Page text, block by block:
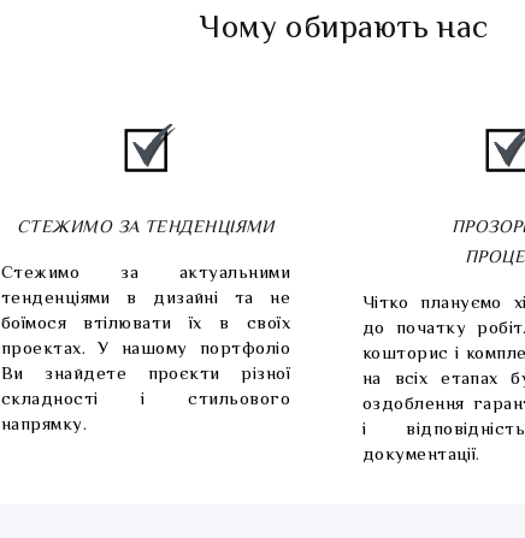
Чому обирають нас
СТЕЖИМО ЗА ТЕНДЕНЦІЯМИ
Стежимо за актуальними
тенденціями в дизайні та не
боїмося втілювати їх в своїх
проектах. У нашому портфоліо
Ви знайдете проєкти різної
складності і стильового
напрямку.
Чітко плануємо
до початку
кошторис і
на всіх етапах
оздоблення
і
документації.